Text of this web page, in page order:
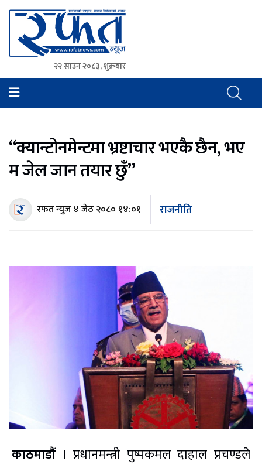
Rafat News
समाचारको रफ्तार, आवाज बिहिनहरुको आवाज
२२ साउन २०८३, शुक्रबार
“क्यान्टोनमेन्टमा भ्रष्टाचार भएकै छैन, भए
म जेल जान तयार छुँ”
रफत न्युज४ जेठ २०८० १४:०१ राजनीति
काठमाडौं । प्रधानमन्त्री पुष्पकमल दाहाल प्रचण्डले